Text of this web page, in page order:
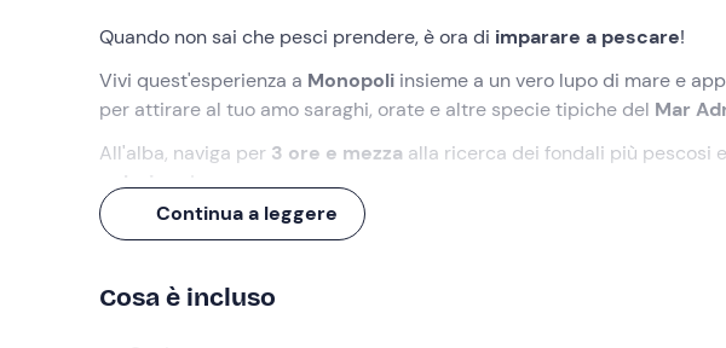
Quando non sai che pesci prendere, è ora di imparare a pescare!
Vivi quest'esperienza a Monopoli insieme a un vero lupo di mare e
per attirare al tuo amo saraghi, orate e altre specie tipiche del Mar
All'alba, naviga per 3 ore e mezza alla ricerca dei fondali più pescosi
colazione!
Cosa faremo
L'appuntamento è
attenderciDomenico
Continua a leggere
Cosa è incluso